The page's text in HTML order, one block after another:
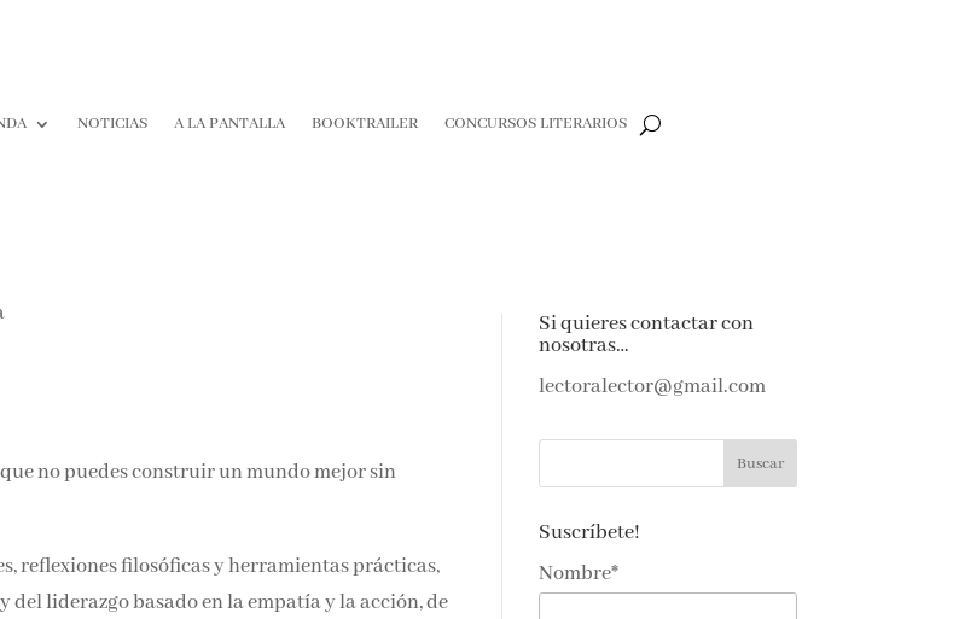
NOTICIAS A LA PANTALLA BOOKTRAILER CONCURSOS LITERARIOS
no puedes construir un mundo mejor sin
reflexiones filosóficas y herramientas prácticas,
liderazgo basado en la empatía y la acción, de
Si quieres contactar con
nosotras…
lectoralector@gmail.com
Suscríbete!
Nombre*